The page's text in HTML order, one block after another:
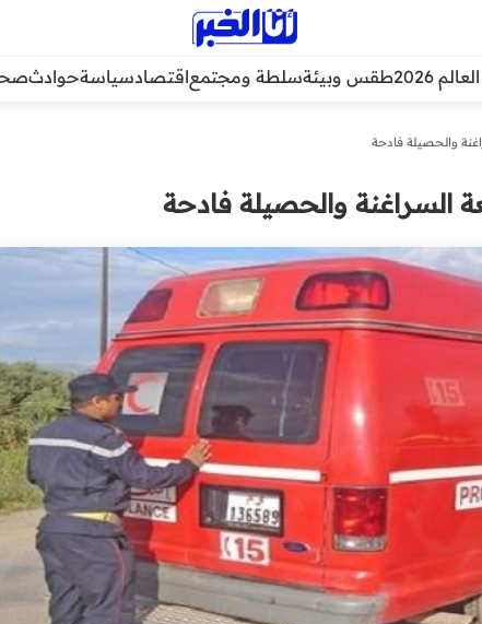
2026 طقس وبيئةسلطة ومجتمعاقتصادسياسةحوادث
والحصيلة فادحة
السراغنة والحصيلة فادحة